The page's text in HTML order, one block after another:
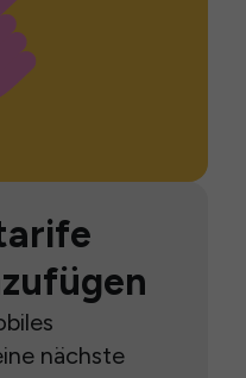
nächste